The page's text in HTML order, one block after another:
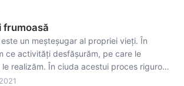
frumoasă
un meșteșugar al propriei vieți. În
ce activități desfășurăm, pe care le
realizăm. În ciuda acestui proces riguros
putem constata că zilele pur și